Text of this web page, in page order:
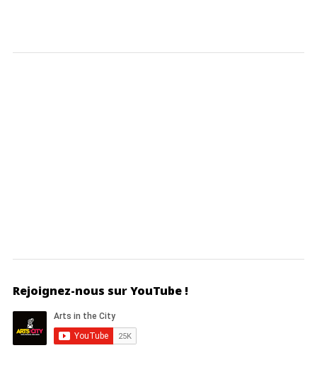
Rejoignez-nous sur YouTube !